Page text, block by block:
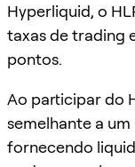
Hyperliquid, o
taxas de trading
pontos.
Ao participar do
semelhante a
fornecendo